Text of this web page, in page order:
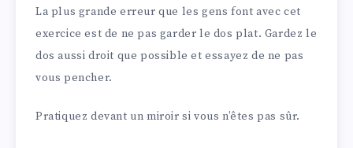
La plus grande erreur que les gens font avec cet
exercice est de ne pas garder le dos plat. Gardez le
dos aussi droit que possible et essayez de ne pas
vous pencher.
Pratiquez devant un miroir si vous n’êtes pas sûr.